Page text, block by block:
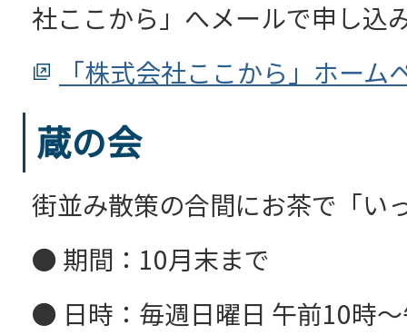
社ここから」へメールで申し込
「株式会社ここから」ホーム
蔵の会
街並み散策の合間にお茶で「い
● 期間：10月末まで
● 日時：毎週日曜日 午前10時